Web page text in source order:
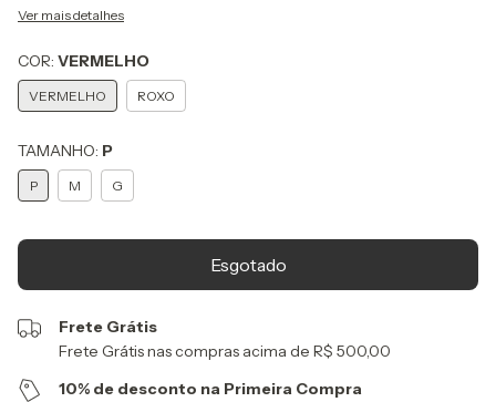
Ver mais detalhes
COR: VERMELHO
VERMELHO ROXO
TAMANHO: P
P M G
Frete Grátis
Frete Grátis nas compras acima de R$ 500,00
10% de desconto na Primeira Compra